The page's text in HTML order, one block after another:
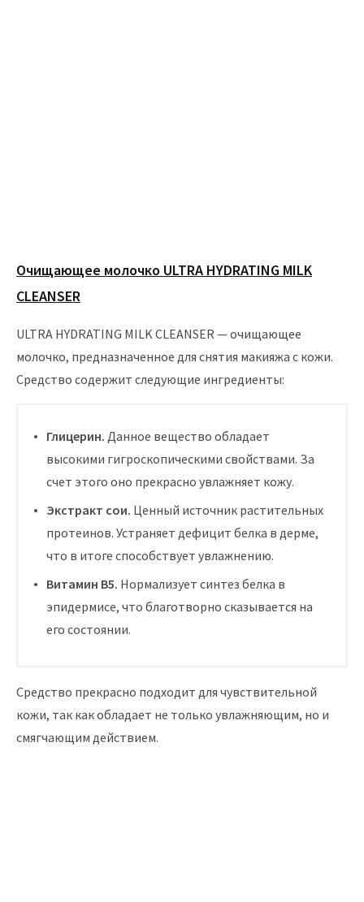
Очищающее молочко ULTRA HYDRATING MILK
CLEANSER
ULTRA HYDRATING MILK CLEANSER — очищающее
молочко, предназначенное для снятия макияжа с кожи.
Средство содержит следующие ингредиенты:
Глицерин. Данное вещество обладает
высокими гигроскопическими свойствами. За
счет этого оно прекрасно увлажняет кожу.
Экстракт сои. Ценный источник растительных
протеинов. Устраняет дефицит белка в дерме,
что в итоге способствует увлажнению.
Витамин В5. Нормализует синтез белка в
эпидермисе, что благотворно сказывается на
его состоянии.
Средство прекрасно подходит для чувствительной
кожи, так как обладает не только увлажняющим, но и
смягчающим действием.